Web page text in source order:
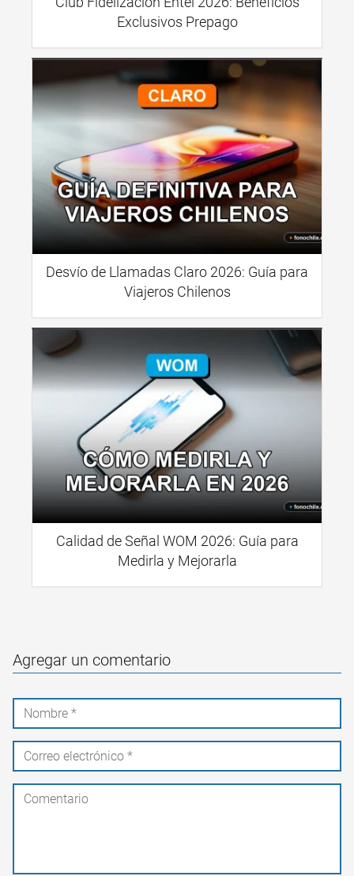
Exclusivos Prepago
Desvío de Llamadas Claro 2026: Guía para
Viajeros Chilenos
Calidad de Señal WOM 2026: Guía para
Medirla y Mejorarla
Agregar un comentario